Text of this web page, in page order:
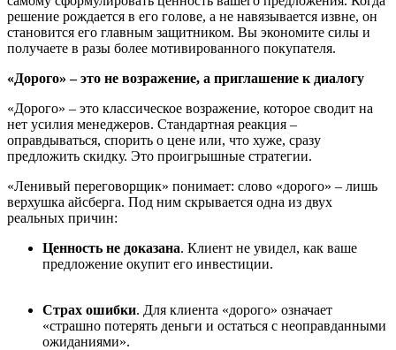
решение рождается в его голове, а не навязывается извне, он
становится его главным защитником. Вы экономите силы и
получаете в разы более мотивированного покупателя.
«Дорого» – это не возражение, а приглашение к диалогу
«Дорого» – это классическое возражение, которое сводит на
нет усилия менеджеров. Стандартная реакция –
оправдываться, спорить о цене или, что хуже, сразу
предложить скидку. Это проигрышные стратегии.
«Ленивый переговорщик» понимает: слово «дорого» – лишь
верхушка айсберга. Под ним скрывается одна из двух
реальных причин:
Ценность не доказана. Клиент не увидел, как ваше
предложение окупит его инвестиции.
Страх ошибки. Для клиента «дорого» означает
«страшно потерять деньги и остаться с неоправданными
ожиданиями».